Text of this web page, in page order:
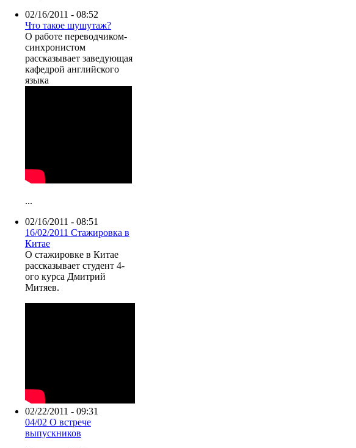
02/16/2011 - 08:52
Что такое шушутаж?
О работе переводчиком-
синхронистом
рассказывает заведующая
кафедрой английского
языка
...
02/16/2011 - 08:51
16/02/2011 Стажировка в
Китае
О стажировке в Китае
рассказывает студент 4-
ого курса Дмитрий
Митяев.
02/22/2011 - 09:31
04/02 О встрече
выпускников